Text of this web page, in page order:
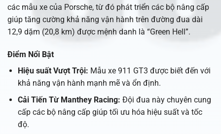
các mẫu xe của Porsche, từ đó phát triển các bộ nâng cấp
giúp tăng cường khả năng vận hành trên đường đua dài
12,9 dặm (20,8 km) được mệnh danh là “Green Hell”.
Điểm Nổi Bật
Hiệu suất Vượt Trội: Mẫu xe 911 GT3 được biết đến với
khả năng vận hành mạnh mẽ và ổn định.
Cải Tiến Từ Manthey Racing: Đội đua này chuyên cung
cấp các bộ nâng cấp giúp tối ưu hóa hiệu suất và tốc
độ.